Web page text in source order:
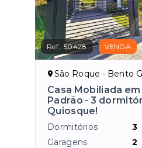
Ref.:50428 VENDA
São Roque - Bento
Casa Mobiliada
Padrão - 3
Quiosque!
Dormitórios
3
Garagens
2